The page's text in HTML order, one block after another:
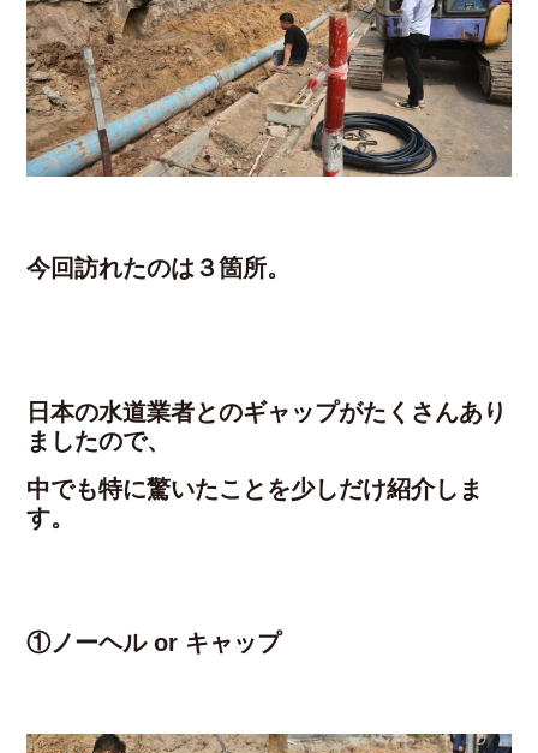
今回訪れたのは３箇所。
日本の水道業者とのギャップがたくさんあり
ましたので、
中でも特に驚いたことを少しだけ紹介しま
す。
①ノーヘル or キャップ